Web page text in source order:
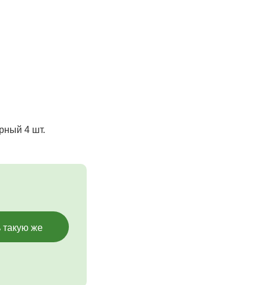
4 шт.
такую же